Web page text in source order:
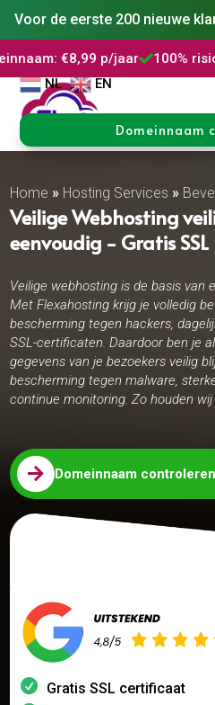
Voor de eerste 200 nieuwe
p/jaar100% risicovrij
NL EN
Domeinnaam
Home » Hosting Services »
Veilige Webhosting
eenvoudig - Gratis
Veilige webhosting is de basis van
Met Flexahosting krijg je volledig
bescherming tegen hackers,
SSL-certificaten. Daardoor ben je
gegevens van je bezoekers veilig
bescherming tegen malware,
continue monitoring. Zo houden wij
 Domeinnaam controleren
Gratis SSL certificaat